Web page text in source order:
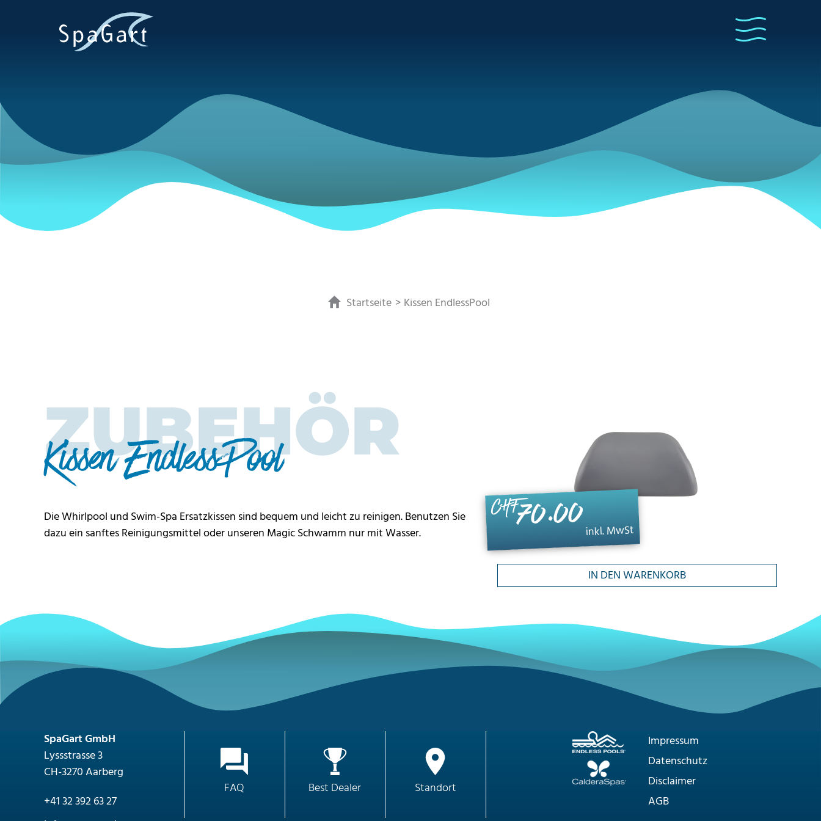
Startseite Kissen EndlessPool
ZUBEHÖR
Kissen EndlessPool
Die Whirlpool und Swim-Spa Ersatzkissen sind bequem und leicht zu reinigen. Benutzen Sie
dazu ein sanftes Reinigungsmittel oder unseren Magic Schwamm nur mit Wasser.
CHF70.00inkl. MwSt
IN DEN WARENKORB
SpaGart GmbH
Lyssstrasse 3
CH-3270 Aarberg
+41 32 392 63 27
FAQ Best Dealer Standort
Impressum
Datenschutz
Disclaimer
AGB